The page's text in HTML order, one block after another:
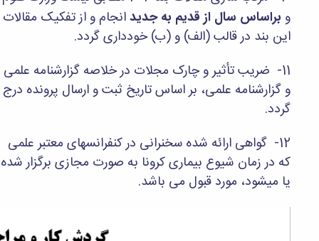
پژوهشی
فرم
های
و براساس سال از قدیم به جدیدانجام و از تفکیک مقالات
این بند در قالب (الف) و (ب) خودداری گردد.
11- ضریب تأثیر و چارک مجلات در خلاصه گزارشنامه علمی
و گزارشنامه علمی، بر اساس تاریخ ثبت و ارسال پرونده درج
گردد.
12- گواهی ارائه شده سخنرانی در کنفرانسهای معتبر علمی
که در زمان شیوع بیماری کرونا به صورت مجازی برگزار شده
یا میشود، مورد قبول می باشد.